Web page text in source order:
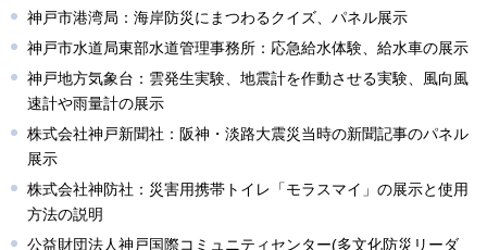
神戸市港湾局：海岸防災にまつわるクイズ、パネル展示
神戸市水道局東部水道管理事務所：応急給水体験、給水車の展示
神戸地方気象台：雲発生実験、地震計を作動させる実験、風向風
速計や雨量計の展示
株式会社神戸新聞社：阪神・淡路大震災当時の新聞記事のパネル
展示
株式会社神防社：災害用携帯トイレ「モラスマイ」の展示と使用
方法の説明
公益財団法人神戸国際コミュニティセンター(多文化防災リーダ